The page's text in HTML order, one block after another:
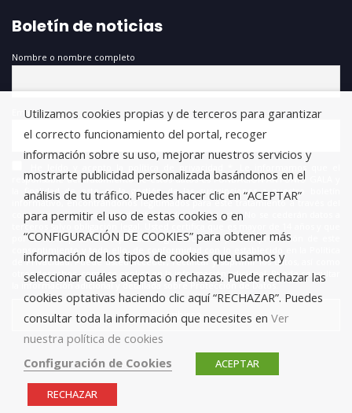
Boletín de noticias
Nombre o nombre completo
Email
responsable del tratamiento de estos datos es FUNDACIÓN ANTONIO GALA y
la finalidad de este es la gestión de las suscripciones a nuestro boletín
informativo, encontrándonos legitimados para este tratamiento a través del
consentimiento que nos está otorgando en este acto. No se cederán datos a
terceros salvo obligación legal. Usted certifica que es mayor de 14 años y que
por lo tanto posee la capacidad legal necesaria para la prestación de este
de Privacidad. Puede usted acceder, rectificar y suprimir los datos, así como
otros derechos, como se explica en la información adicional. Puede consultar
la información adicional y detallada sobre Protección de Datos.
Utilizamos cookies propias y de terceros para garantizar
el correcto funcionamiento del portal, recoger
información sobre su uso, mejorar nuestros servicios y
mostrarte publicidad personalizada basándonos en el
análisis de tu tráfico. Puedes hacer clic en “ACEPTAR”
para permitir el uso de estas cookies o en
“CONFIGURACIÓN DE COOKIES” para obtener más
información de los tipos de cookies que usamos y
seleccionar cuáles aceptas o rechazas. Puede rechazar las
cookies optativas haciendo clic aquí “RECHAZAR”. Puedes
consultar toda la información que necesites en Ver
nuestra política de cookies
Configuración de Cookies
ACEPTAR
RECHAZAR